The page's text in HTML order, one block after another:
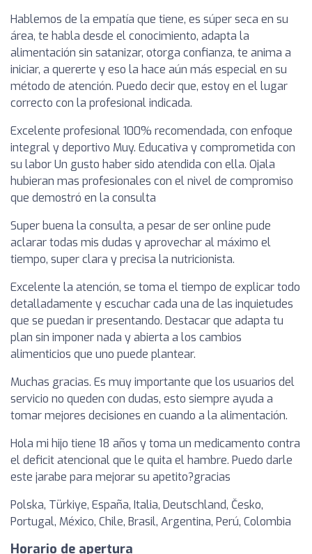
Hablemos de la empatía que tiene, es súper seca en su
área, te habla desde el conocimiento, adapta la
alimentación sin satanizar, otorga confianza, te anima a
iniciar, a quererte y eso la hace aún más especial en su
método de atención. Puedo decir que, estoy en el lugar
correcto con la profesional indicada.
Excelente profesional 100% recomendada, con enfoque
integral y deportivo Muy. Educativa y comprometida con
su labor Un gusto haber sido atendida con ella. Ojala
hubieran mas profesionales con el nivel de compromiso
que demostró en la consulta
Super buena la consulta, a pesar de ser online pude
aclarar todas mis dudas y aprovechar al máximo el
tiempo, super clara y precisa la nutricionista.
Excelente la atención, se toma el tiempo de explicar todo
detalladamente y escuchar cada una de las inquietudes
que se puedan ir presentando. Destacar que adapta tu
plan sin imponer nada y abierta a los cambios
alimenticios que uno puede plantear.
Muchas gracias. Es muy importante que los usuarios del
servicio no queden con dudas, esto siempre ayuda a
tomar mejores decisiones en cuando a la alimentación.
Hola mi hijo tiene 18 años y toma un medicamento contra
el deficit atencional que le quita el hambre. Puedo darle
este jarabe para mejorar su apetito?gracias
Polska, Türkiye, España, Italia, Deutschland, Česko,
Portugal, México, Chile, Brasil, Argentina, Perú, Colombia
Horario de apertura